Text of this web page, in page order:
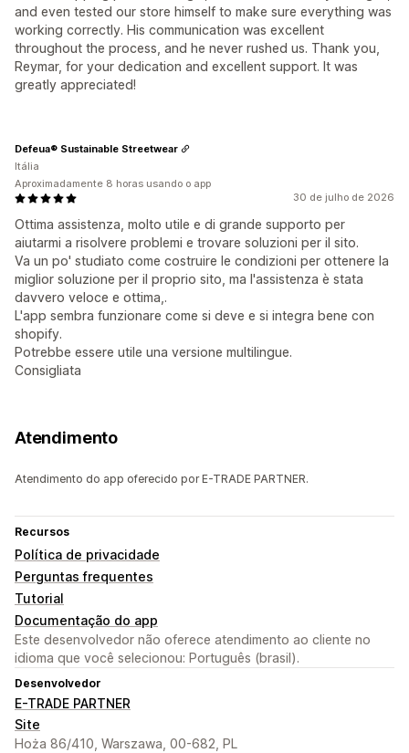
and even tested our store himself to make sure everything was
working correctly. His communication was excellent
throughout the process, and he never rushed us. Thank you,
Reymar, for your dedication and excellent support. It was
greatly appreciated!
30 de julho de 2026
Ottima assistenza, molto utile e di grande supporto per
aiutarmi a risolvere problemi e trovare soluzioni per il sito.
Va un po' studiato come costruire le condizioni per ottenere la
miglior soluzione per il proprio sito, ma l'assistenza è stata
davvero veloce e ottima,.
L'app sembra funzionare come si deve e si integra bene con
shopify.
Potrebbe essere utile una versione multilingue.
Consigliata
Defeua® Sustainable Streetwear
Itália
Aproximadamente 8 horas usando o app
Atendimento
Atendimento do app oferecido por E-TRADE PARTNER.
Recursos
Política de privacidade
Perguntas frequentes
Tutorial
Documentação do app
Este desenvolvedor não oferece atendimento ao cliente no
idioma que você selecionou: Português (brasil).
Desenvolvedor
E-TRADE PARTNER
Site
Hoża 86/410, Warszawa, 00-682, PL